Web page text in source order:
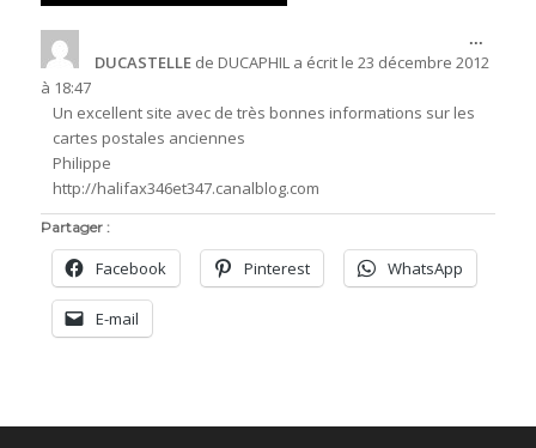
DUCASTELLE de DUCAPHIL a écrit le 23 décembre 2012
à 18:47
Un excellent site avec de très bonnes informations sur les
cartes postales anciennes
Philippe
http://halifax346et347.canalblog.com
...
cette
boîte
Partager :
Facebook Pinterest WhatsApp
E-mail